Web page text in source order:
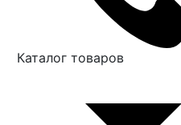
Каталог товаров